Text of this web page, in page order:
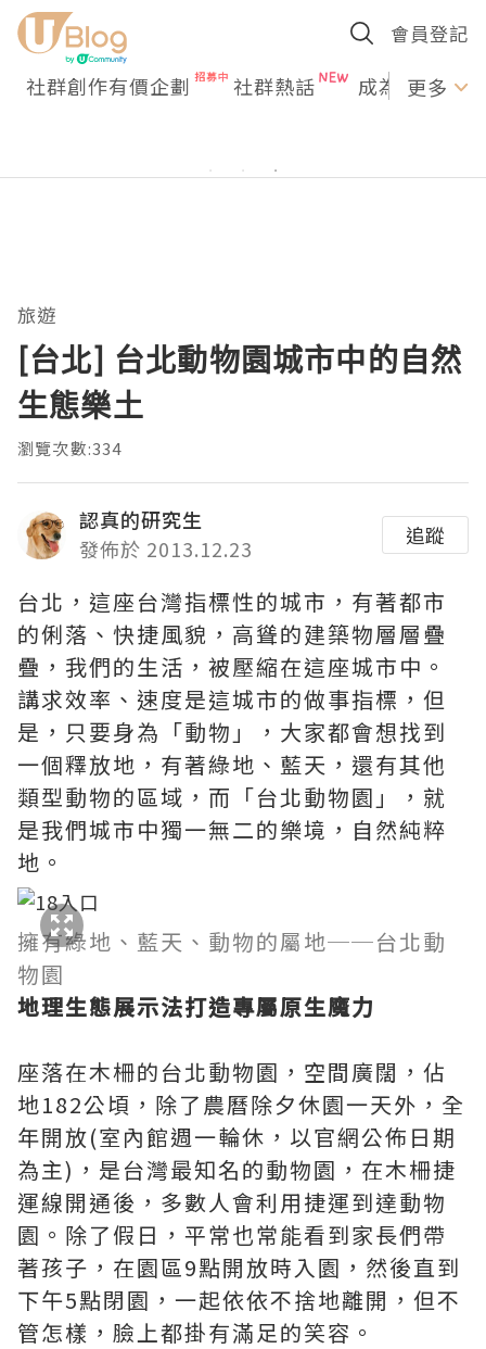
會員登記
社群創作有價企劃 社群熱話 成為U更多
旅遊
[台北] 台北動物園城市中的自然
生態樂土
瀏覽次數:334
認真的研究生
發佈於 2013.12.23
追蹤
台北，這座台灣指標性的城市，有著都市
的俐落、快捷風貌，高聳的建築物層層疊
疊，我們的生活，被壓縮在這座城市中。
講求效率、速度是這城市的做事指標，但
是，只要身為「動物」，大家都會想找到
一個釋放地，有著綠地、藍天，還有其他
類型動物的區域，而「台北動物園」，就
是我們城市中獨一無二的樂境，自然純粹
地。
擁有綠地、藍天、動物的屬地──台北動
物園
地理生態展示法打造專屬原生魔力
座落在木柵的台北動物園，空間廣闊，佔
地182公頃，除了農曆除夕休園一天外，全
年開放(室內館週一輪休，以官網公佈日期
為主)，是台灣最知名的動物園，在木柵捷
運線開通後，多數人會利用捷運到達動物
園。除了假日，平常也常能看到家長們帶
著孩子，在園區9點開放時入園，然後直到
下午5點閉園，一起依依不捨地離開，但不
管怎樣，臉上都掛有滿足的笑容。